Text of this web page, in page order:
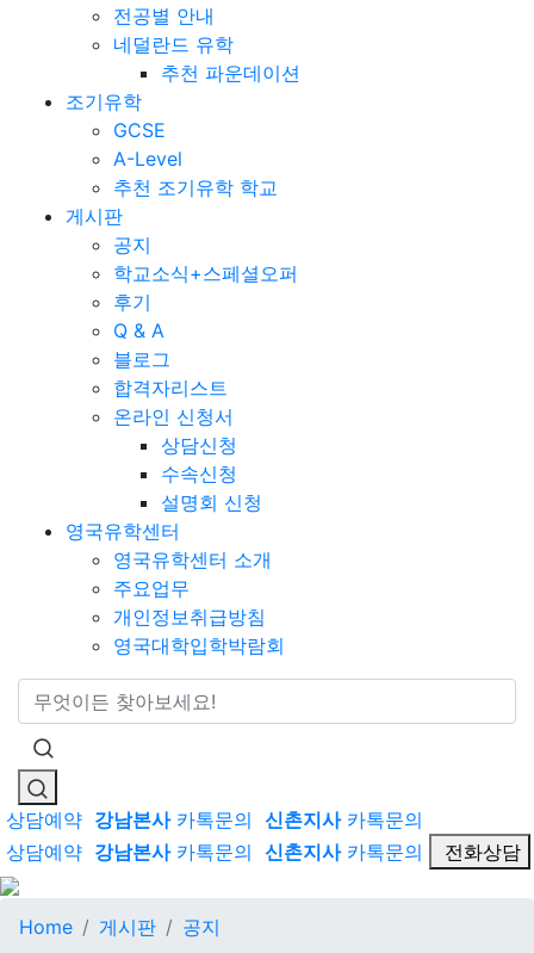
전공별 안내
네덜란드 유학
추천 파운데이션
조기유학
GCSE
A-Level
추천 조기유학 학교
게시판
공지
학교소식+스페셜오퍼
후기
Q & A
블로그
합격자리스트
온라인 신청서
상담신청
수속신청
설명회 신청
영국유학센터
영국유학센터 소개
주요업무
개인정보취급방침
영국대학입학박람회
통합검색
상담예약 강남본사카톡문의 신촌지사카톡문의
상담예약 강남본사카톡문의 신촌지사카톡문의 전화상담
Home 게시판 공지